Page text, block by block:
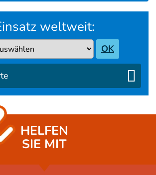
weltweit:
OK
HELFEN
SIE MIT